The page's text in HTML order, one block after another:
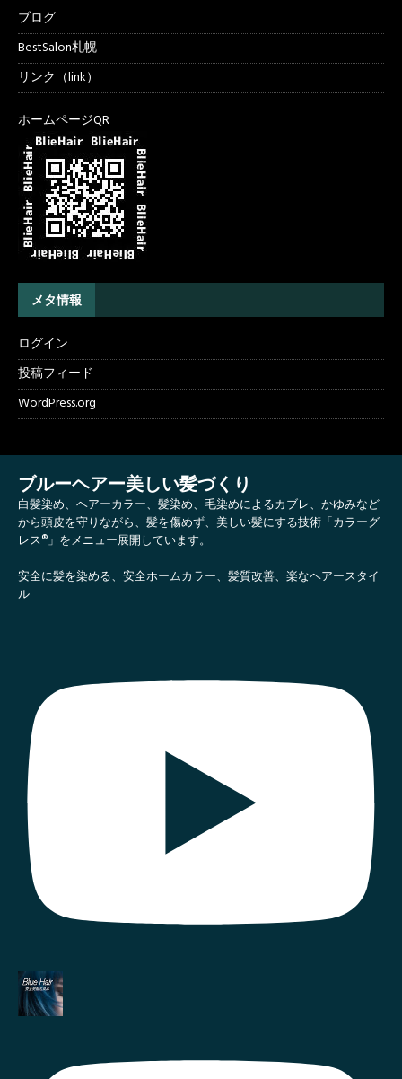
ブログ
BestSalon札幌
リンク（link）
ホームページQR
メタ情報
ログイン
投稿フィード
WordPress.org
ブルーヘアー美しい髪づくり
白髪染め、ヘアーカラー、髪染め、毛染めによるカブレ、かゆみなど
から頭皮を守りながら、髪を傷めず、美しい髪にする技術「カラーグ
レス®」をメニュー展開しています。
安全に髪を染める、安全ホームカラー、髪質改善、楽なヘアースタイ
ル